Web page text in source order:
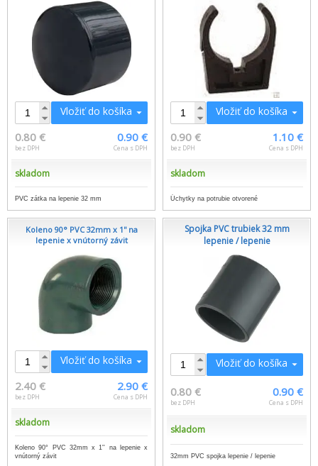
Vložiť do košíka
0.80 €
bez DPH
0.90 €
Cena s DPH
skladom
PVC zátka na lepenie 32 mm
Vložiť do košíka
0.90 €
bez DPH
1.10 €
Cena s DPH
skladom
Úchytky na potrubie otvorené
Koleno 90° PVC 32mm x 1'' na
lepenie x vnútorný závit
Vložiť do košíka
2.40 €
bez DPH
2.90 €
Cena s DPH
skladom
Koleno 90° PVC 32mm x 1'' na lepenie x
vnútorný závit
Spojka PVC trubiek 32 mm
lepenie / lepenie
Vložiť do košíka
0.80 €
bez DPH
0.90 €
Cena s DPH
skladom
32mm PVC spojka lepenie / lepenie